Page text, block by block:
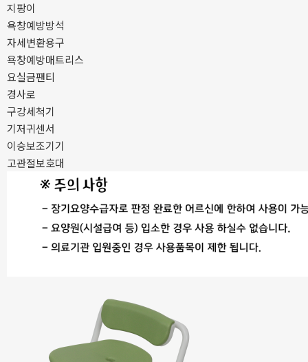
지팡이
욕창예방방석
자세변환용구
욕창예방매트리스
요실금팬티
경사로
구강세척기
기저귀센서
이승보조기기
고관절보호대